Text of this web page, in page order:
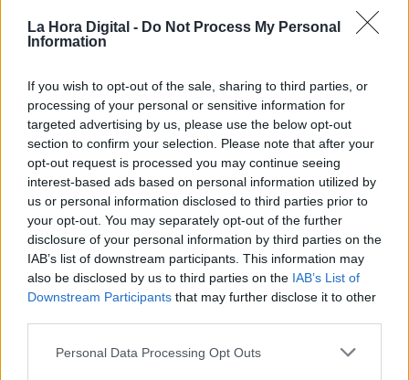
La Hora Digital - Do Not Process My Personal
Information
If you wish to opt-out of the sale, sharing to third parties, or
processing of your personal or sensitive information for
targeted advertising by us, please use the below opt-out
section to confirm your selection. Please note that after your
opt-out request is processed you may continue seeing
interest-based ads based on personal information utilized by
us or personal information disclosed to third parties prior to
your opt-out. You may separately opt-out of the further
disclosure of your personal information by third parties on the
IAB’s list of downstream participants. This information may
also be disclosed by us to third parties on the IAB’s List of
Downstream Participants that may further disclose it to other
Personal Data Processing Opt Outs
Mas artículos del mismo autor/a